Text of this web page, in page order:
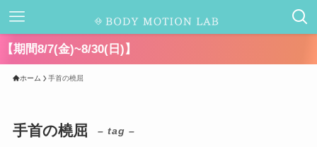
ホーム 手首の橈屈
手首の橈屈 – tag –